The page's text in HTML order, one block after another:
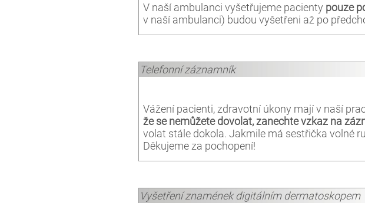
V naší ambulanci vyšetřujeme pacienty pouze
v naší ambulanci) budou vyšetřeni až po
Telefonní záznamník
Vážení pacienti, zdravotní úkony mají v naší
že se nemůžete dovolat, zanechte vzkaz na
volat stále dokola. Jakmile má sestřička volné
Děkujeme za pochopení!
Vyšetření znamének digitálním dermatoskopem